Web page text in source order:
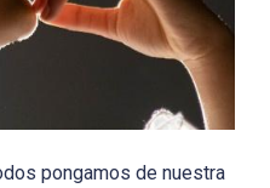
pongamos de nuestra